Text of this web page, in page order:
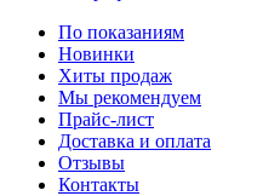
По показаниям
Новинки
Хиты продаж
Мы рекомендуем
Прайс-лист
Доставка и оплата
Отзывы
Контакты